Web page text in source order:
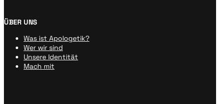
ÜBER UNS
Was ist Apologetik?
Wer wir sind
Unsere Identität
Mach mit